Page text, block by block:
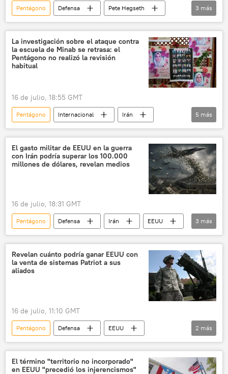
Pentágono Defensa
Pete Hegseth
Ucrania
EEUU Senado de EEUU
3 más
La investigación sobre el ataque contra
la escuela de Minab se retrasa: el
Pentágono no realizó la revisión
habitual
16 de julio, 18:55 GMT
Pentágono Internacional
Irán
EEUU
seguridad
📰 Escalada entre EEUU, Israel e Irán
menores
🌍 Oriente Medio
5 más
El gasto militar de EEUU en la guerra
con Irán podría superar los 100.000
millones de dólares, revelan medios
16 de julio, 18:31 GMT
Pentágono Defensa Irán
EEUU
seguridad
📰 Escalada entre EEUU, Israel e Irán
🛡️ Zonas de conflicto
3 más
Revelan cuánto podría ganar EEUU con
la venta de sistemas Patriot a sus
aliados
16 de julio, 11:10 GMT
Pentágono Defensa
EEUU
📰 Escalada entre EEUU, Israel e Irán
🛡️ Industria militar
2 más
El término "territorio no incorporado"
en EEUU "precedió los injerencismos"